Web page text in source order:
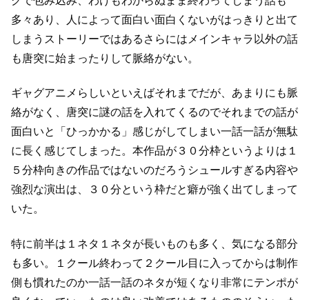
多々あり、
人によって面白い面白くないがはっきりと出て
しまうストーリーではある さらにはメインキャラ以外の話
も唐突に始まったりして脈絡がない。
ギャグアニメらしいといえばそれまでだが、 あまりにも脈
絡がなく、唐突に謎の話を入れてくるのでそれまでの話が
面白いと「ひっかかる」感じがしてしまい一話一話が無駄
に長く感じてしまった。 本作品が３０分枠というよりは１
５分枠向きの作品ではないのだろう シュールすぎる内容や
強烈な演出は、３０分という枠だと癖が強く出てしまって
いた。
特に前半は１ネタ１ネタが長いものも多く、気になる部分
も多い。
１クール終わって２クール目に入ってからは制作
側も慣れたのか一話一話のネタが短くなり非常にテンポが